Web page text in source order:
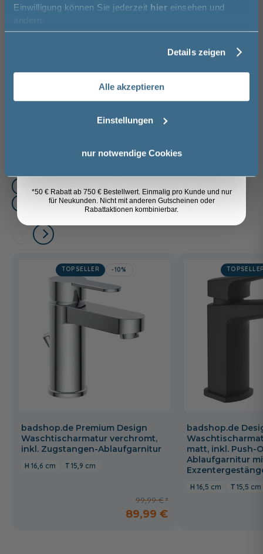
Einwilligung können Sie jederzeit hier einsehen und
ändern.
Details zeigen
Alle akzeptieren
Einstellungen
nur notwendige Cookies
Nachbildung
i
Spedition
Weitere Artikel der Serie
Das passt dazu
Handtuchhalter (4)
Einteilung - Ordnungssystem (2)
TOPSELLER -10%
badshop.de Premium Design
Waschtischarmatur verchromt,
inkl. Zugstangen-Ablaufgarnitur
16,6 cm 15,9 cm
99,99 €
89,99 €
badshop.de
matt, inkl. Push-
Ablaufgarnitur
16,5 cm 15,5 cm
Email
Anmelden
*50 € Rabatt ab 750 € Bestellwert. Einmalig pro Kunde und nur
für Neukunden. Nicht mit anderen Gutscheinen oder
Rabattaktionen kombinierbar.